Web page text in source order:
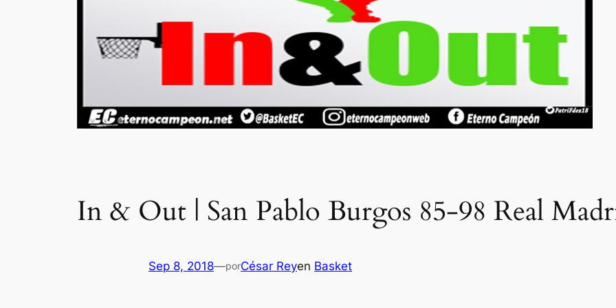
In & Out | San Pablo Burgos 85-98 Real
Sep 8, 2018—porCésar Reyen Basket